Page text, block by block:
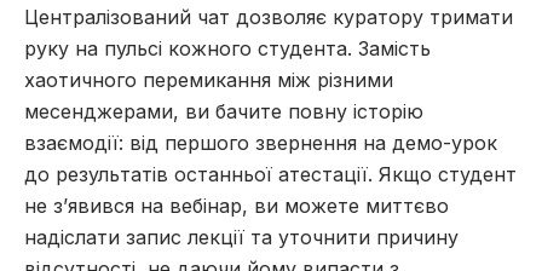
Централізований чат дозволяє куратору тримати
руку на пульсі кожного студента. Замість
хаотичного перемикання між різними
месенджерами, ви бачите повну історію
взаємодії: від першого звернення на демо-урок
до результатів останньої атестації. Якщо студент
не з’явився на вебінар, ви можете миттєво
надіслати запис лекції та уточнити причину